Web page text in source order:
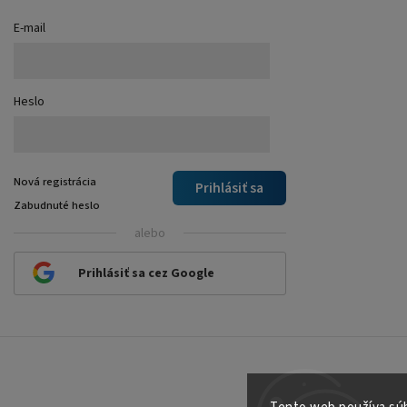
E-mail
Heslo
Prihlásiť sa
Nová registrácia
Zabudnuté heslo
alebo
Prihlásiť sa cez Google